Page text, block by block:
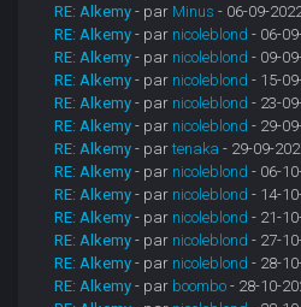
RE: Alkemy - par Minus - 06-09-
RE: Alkemy - par nicoleblond - 06-
RE: Alkemy - par nicoleblond - 09-
RE: Alkemy - par nicoleblond - 15-
RE: Alkemy - par nicoleblond - 23-
RE: Alkemy - par nicoleblond - 29-
RE: Alkemy - partenaka - 29-09-
RE: Alkemy - par nicoleblond - 06-
RE: Alkemy - par nicoleblond - 14-
RE: Alkemy - par nicoleblond - 21-
RE: Alkemy - par nicoleblond - 27-
RE: Alkemy - par nicoleblond - 28-
RE: Alkemy - par boombo - 28-10-